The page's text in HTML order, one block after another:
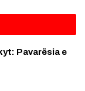
Pavarësia e